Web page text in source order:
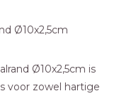
Ø10x2,5cm
Ø10x2,5cm is
voor zowel hartige